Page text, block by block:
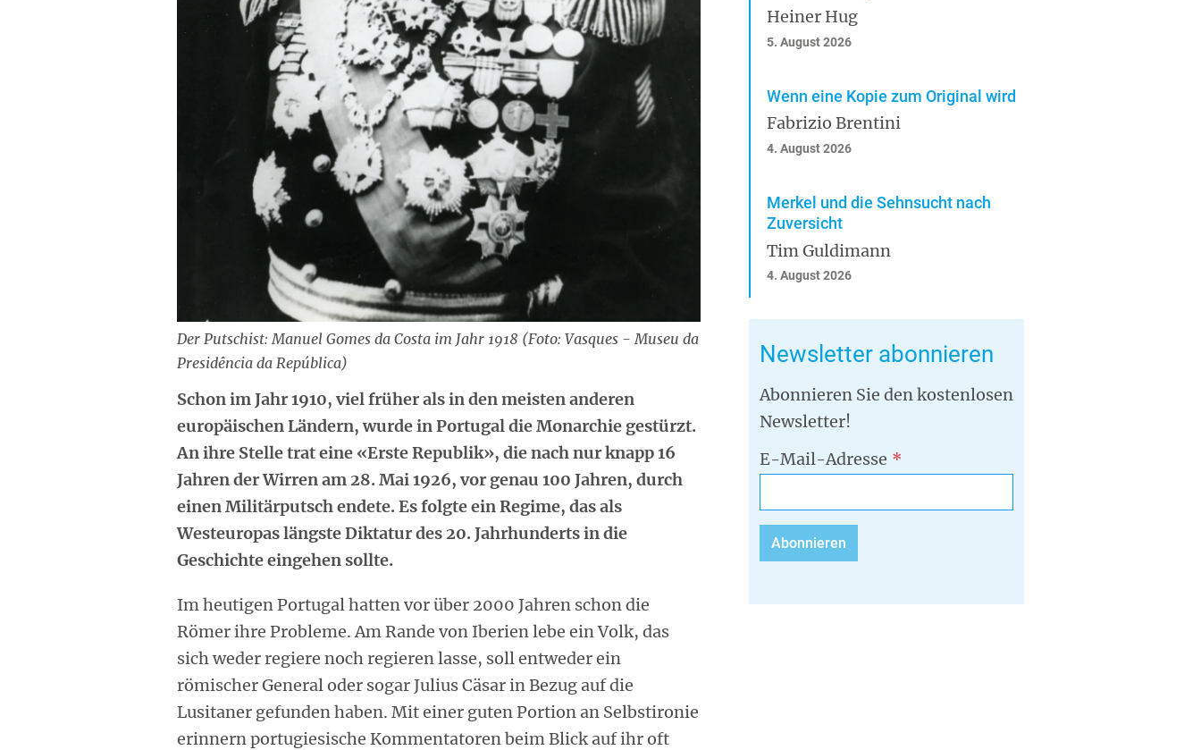
Der Putschist: Manuel Gomes da Costa im Jahr 1918 (Foto: Vasques - Museu da
Presidência da República)
Schon im Jahr 1910, viel früher als in den meisten anderen
europäischen Ländern, wurde in Portugal die Monarchie gestürzt.
An ihre Stelle trat eine «Erste Republik», die nach nur knapp 16
Jahren der Wirren am 28. Mai 1926, vor genau 100 Jahren, durch
einen Militärputsch endete. Es folgte ein Regime, das als
Westeuropas längste Diktatur des 20. Jahrhunderts in die
Geschichte eingehen sollte.
Im heutigen Portugal hatten vor über 2000 Jahren schon die
Römer ihre Probleme. Am Rande von Iberien lebe ein Volk, das
sich weder regiere noch regieren lasse, soll entweder ein
römischer General oder sogar Julius Cäsar in Bezug auf die
Lusitaner gefunden haben. Mit einer guten Portion an Selbstironie
erinnern portugiesische Kommentatoren beim Blick auf ihr oft
Heiner Hug
5. August 2026
Wenn eine Kopie zum Original wird
Fabrizio Brentini
4. August 2026
Merkel und die Sehnsucht nach
Zuversicht
Tim Guldimann
4. August 2026
Newsletter abonnieren
Abonnieren Sie den kostenlosen
Newsletter!
E-Mail-Adresse